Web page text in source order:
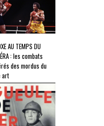
AU TEMPS DU
: les combats
des mordus du
art